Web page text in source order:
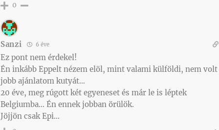
0
Sanzi 6 éve
Ez pont nem érdekel!
Én inkább Eppelt nézem elöl, mint valami külföldi, nem volt
jobb ajánlatom kutyát…
20 éve, meg rúgott két egyeneset és már le is léptek
Belgiumba… Én ennek jobban örülök.
Jöjjön csak Epi…